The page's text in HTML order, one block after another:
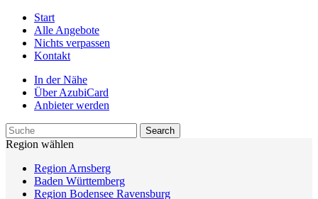
Start
Alle Angebote
Nichts verpassen
Kontakt
In der Nähe
Über AzubiCard
Anbieter werden
Region wählen
Region Arnsberg
Baden Württemberg
Region Bodensee Ravensburg